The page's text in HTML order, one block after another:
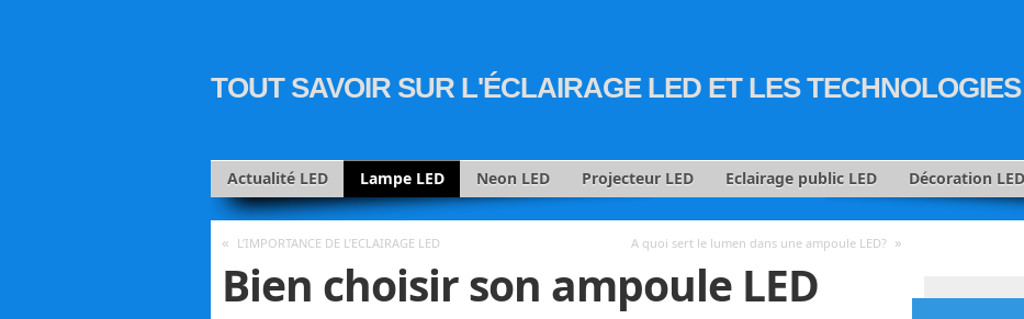
TOUT SAVOIR SUR L'ÉCLAIRAGE LED ET LES
Actualité LED Lampe LED Neon LED Projecteur LED Eclairage public LED Décoration LED
« L’IMPORTANCE DE L’ECLAIRAGE LED A quoi sert le lumen dans une ampoule LED? »
Bien choisir son ampoule LED